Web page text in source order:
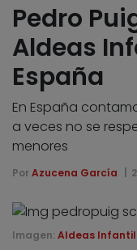
Pedro
Aldeas
España
En España
a veces no se
menores
Por Azucena García
Imagen: Aldeas